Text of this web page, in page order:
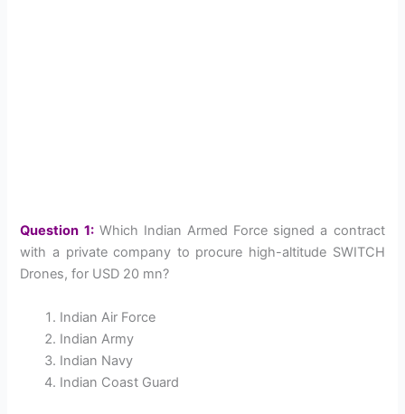
Question 1:Which Indian Armed Force signed a contract
with a private company to procure high-altitude SWITCH
Drones, for USD 20 mn?
Indian Air Force
Indian Army
Indian Navy
Indian Coast Guard